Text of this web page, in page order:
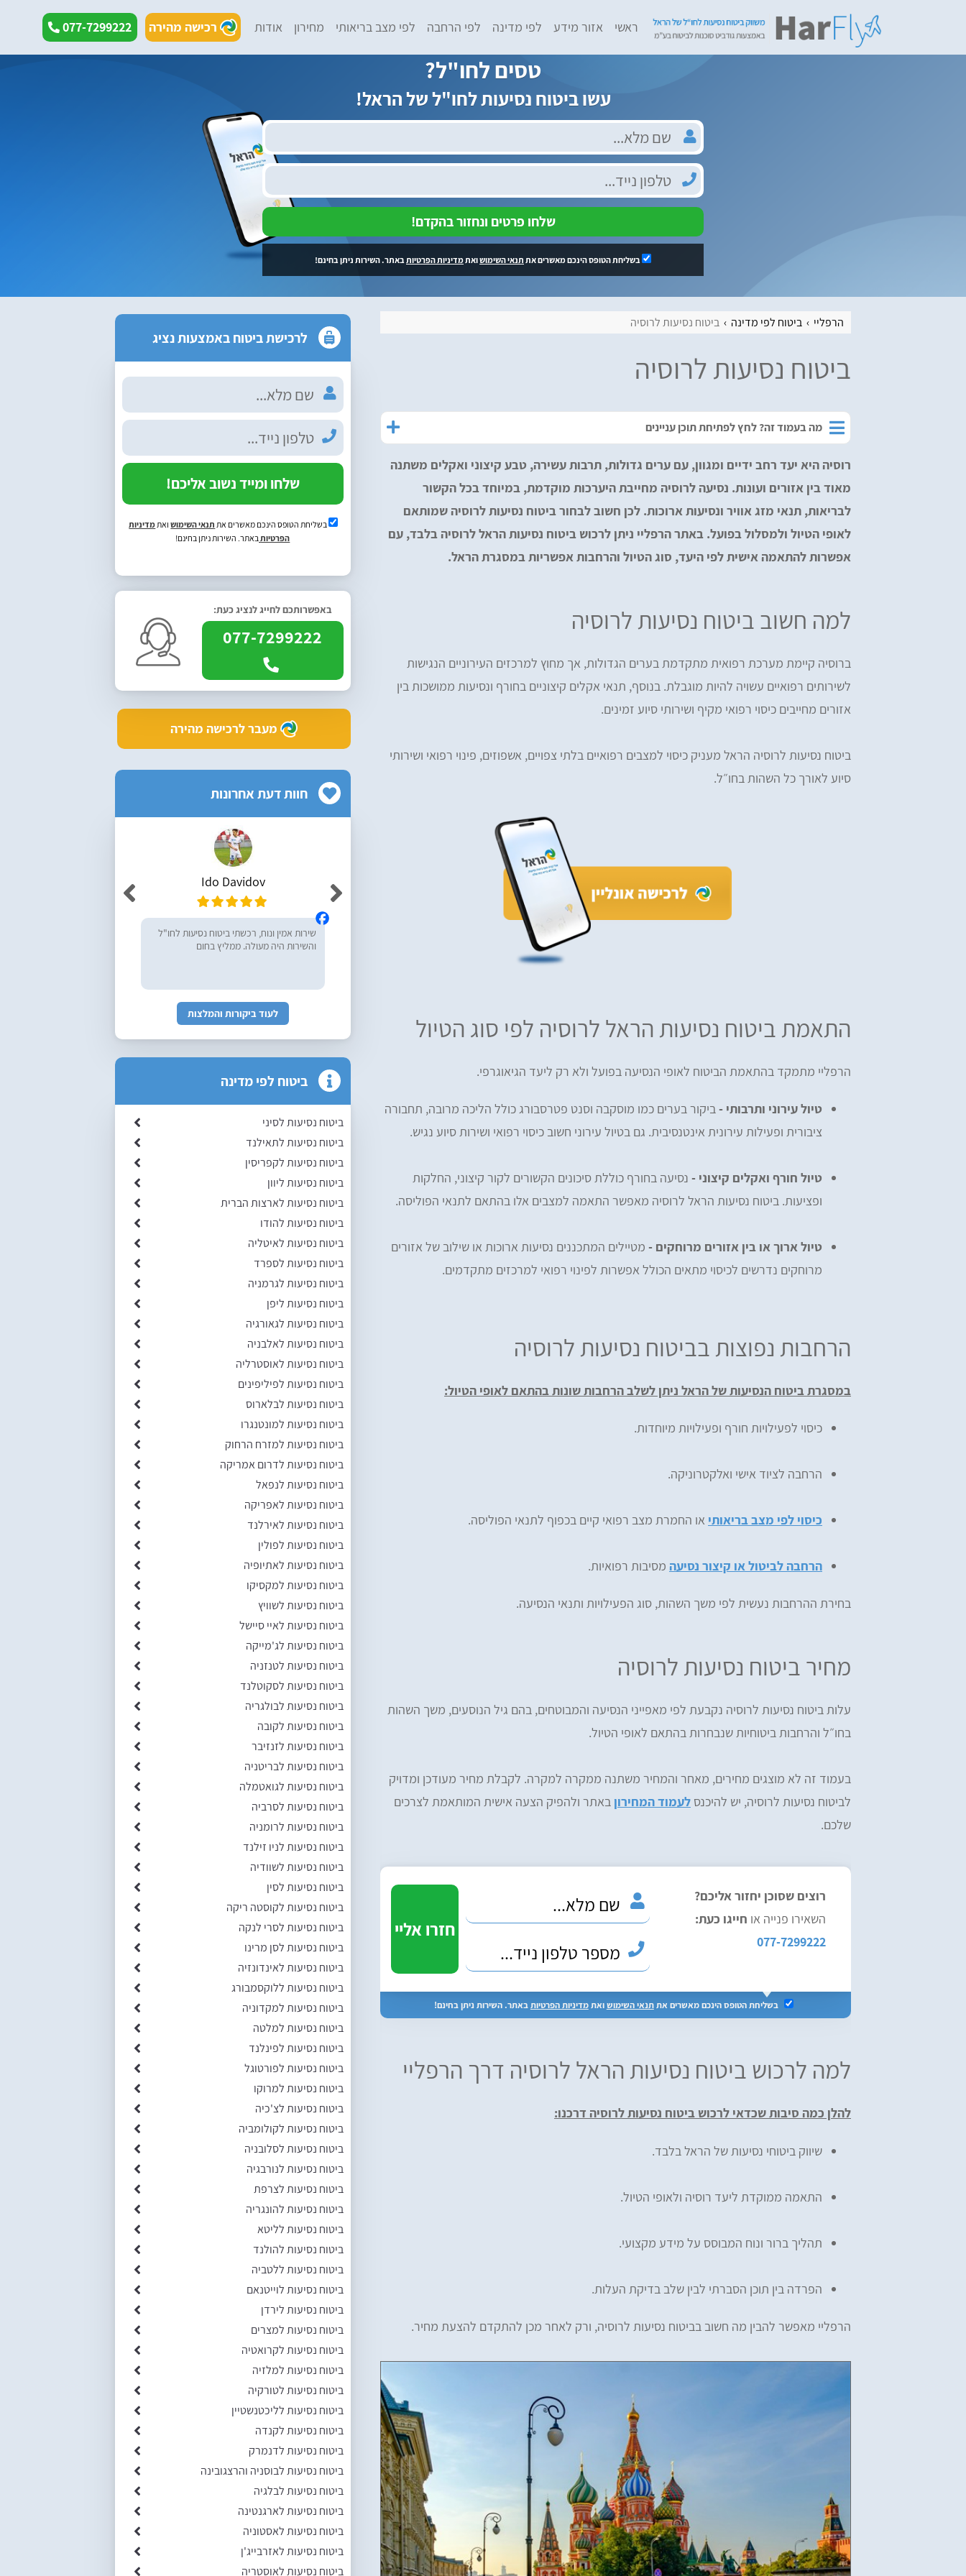
ראשי אזור מידע לפי מדינה לפי הרחבה לפי מצב בריאותי מחירון אודות רכישה מהירה 077-7299222
טסים לחו"ל?
עשו ביטוח נסיעות לחו"ל של הראל!
שלחו פרטים ונחזור בהקדם!
בשליחת הטופס הינכם מאשרים את תנאי השימושואת מדיניות הפרטיות באתר. השירות ניתן בחינם!
הרפליי ביטוח לפי מדינה ביטוח נסיעות לרוסיה
ביטוח נסיעות לרוסיה
מה בעמוד זה? לחץ לפתיחת תוכן עניינים
רוסיה היא יעד רחב ידיים ומגוון, עם ערים גדולות, תרבות עשירה, טבע קיצוני ואקלים משתנה
מאוד בין אזורים ועונות. נסיעה לרוסיה מחייבת היערכות מוקדמת, במיוחד בכל הקשור
לבריאות, תנאי מזג אוויר ונסיעות ארוכות. לכן חשוב לבחור ביטוח נסיעות לרוסיה שמותאם
לאופי הטיול ולמסלול בפועל. באתר הרפליי ניתן לרכוש ביטוח נסיעות הראל לרוסיה בלבד, עם
אפשרות להתאמה אישית לפי היעד, סוג הטיול והרחבות אפשריות במסגרת הראל.
למה חשוב ביטוח נסיעות לרוסיה
ברוסיה קיימת מערכת רפואית מתקדמת בערים הגדולות, אך מחוץ למרכזים העירוניים הנגישות
לשירותים רפואיים עשויה להיות מוגבלת. בנוסף, תנאי אקלים קיצוניים בחורף ונסיעות ממושכות בין
אזורים מחייבים כיסוי רפואי מקיף ושירותי סיוע זמינים.
ביטוח נסיעות לרוסיה הראל מעניק כיסוי למצבים רפואיים בלתי צפויים, אשפוזים, פינוי רפואי ושירותי
סיוע לאורך כל השהות בחו״ל.
התאמת ביטוח נסיעות הראל לרוסיה לפי סוג הטיול
הרפליי מתמקד בהתאמת הביטוח לאופי הנסיעה בפועל ולא רק ליעד הגיאוגרפי.
טיול עירוני ותרבותי -ביקור בערים כמו מוסקבה וסנט פטרסבורג כולל הליכה מרובה, תחבורה
ציבורית ופעילות עירונית אינטנסיבית. גם בטיול עירוני חשוב כיסוי רפואי ושירות סיוע נגיש.
טיול חורף ואקלים קיצוני - נסיעה בחורף כוללת סיכונים הקשורים לקור קיצוני, החלקות
ופציעות. ביטוח נסיעות הראל לרוסיה מאפשר התאמה למצבים אלו בהתאם לתנאי הפוליסה.
טיול ארוך או בין אזורים מרוחקים - מטיילים המתכננים נסיעות ארוכות או שילוב של אזורים
מרוחקים נדרשים לכיסוי מתאים הכולל אפשרות לפינוי רפואי למרכזים מתקדמים.
הרחבות נפוצות בביטוח נסיעות לרוסיה
במסגרת ביטוח הנסיעות של הראל ניתן לשלב הרחבות שונות בהתאם לאופי הטיול:
כיסוי לפעילויות חורף ופעילויות מיוחדות.
הרחבה לציוד אישי ואלקטרוניקה.
כיסוי לפי מצב בריאותי או החמרת מצב רפואי קיים בכפוף לתנאי הפוליסה.
הרחבה לביטול או קיצור נסיעה מסיבות רפואיות.
בחירת ההרחבות נעשית לפי משך השהות, סוג הפעילויות ותנאי הנסיעה.
מחיר ביטוח נסיעות לרוסיה
עלות ביטוח נסיעות לרוסיה נקבעת לפי מאפייני הנסיעה והמבוטחים, בהם גיל הנוסעים, משך השהות
בחו״ל והרחבות ביטוחיות שנבחרות בהתאם לאופי הטיול.
בעמוד זה לא מוצגים מחירים, מאחר והמחיר משתנה ממקרה למקרה. לקבלת מחיר מעודכן ומדויק
לביטוח נסיעות לרוסיה, יש להיכנס לעמוד המחירון באתר ולהפיק הצעה אישית המותאמת לצרכים
שלכם.
רוצים שסוכן יחזור אליכם?
השאירו פנייה או חייגו כעת:
077-7299222
בשליחת הטופס הינכם מאשרים אתתנאי השימושואתמדיניות הפרטיותבאתר. השירות ניתן בחינם!
למה לרכוש ביטוח נסיעות הראל לרוסיה דרך הרפליי
להלן כמה סיבות שכדאי לרכוש ביטוח נסיעות לרוסיה דרכנו:
שיווק ביטוחי נסיעות של הראל בלבד.
התאמה ממוקדת ליעד רוסיה ולאופי הטיול.
תהליך ברור ונוח המבוסס על מידע מקצועי.
הפרדה בין תוכן הסברתי לבין שלב בדיקת העלות.
הרפליי מאפשר להבין מה חשוב בביטוח נסיעות לרוסיה, ורק לאחר מכן להתקדם להצעת מחיר.
לרכישת ביטוח באמצעות נציג
שלחו ומייד נשוב אליכם!
בשליחת הטופס הינכם מאשרים את תנאי השימושואת מדיניות
הפרטיות באתר. השירות ניתן בחינם!
באפשרותכם לחייג לנציג כעת:
077-7299222
מעבר לרכישה מהירה
חוות דעת אחרונות
Ido Davidov
שירות אמין ונוח, רכשתי ביטוח נסיעות לחו"ל
והשירות היה מעולה. ממליץ בחום
אלופים! ממליצה בחום על הרפליי, מקצועיים
ושירותיים ברמה גבוה!
Aviv Tzefi Cohen
לעוד ביקורות והמלצות
ביטוח לפי מדינה
ביטוח נסיעות לסיני
ביטוח נסיעות לתאילנד
ביטוח נסיעות לקפריסין
ביטוח נסיעות ליוון
ביטוח נסיעות לארצות הברית
ביטוח נסיעות להודו
ביטוח נסיעות לאיטליה
ביטוח נסיעות לספרד
ביטוח נסיעות לגרמניה
ביטוח נסיעות ליפן
ביטוח נסיעות לגאורגיה
ביטוח נסיעות לאלבניה
ביטוח נסיעות לאוסטרליה
ביטוח נסיעות לפיליפינים
ביטוח נסיעות לבלארוס
ביטוח נסיעות למונטנגרו
ביטוח נסיעות למזרח הרחוק
ביטוח נסיעות לדרום אמריקה
ביטוח נסיעות לנפאל
ביטוח נסיעות לאפריקה
ביטוח נסיעות לאירלנד
ביטוח נסיעות לפולין
ביטוח נסיעות לאתיופיה
ביטוח נסיעות למקסיקו
ביטוח נסיעות לשוויץ
ביטוח נסיעות לאיי סיישל
ביטוח נסיעות לג'מייקה
ביטוח נסיעות לטנזניה
ביטוח נסיעות לסקוטלנד
ביטוח נסיעות לבולגריה
ביטוח נסיעות לקובה
ביטוח נסיעות לזנזיבר
ביטוח נסיעות לבריטניה
ביטוח נסיעות לגואטמלה
ביטוח נסיעות לסרביה
ביטוח נסיעות לרומניה
ביטוח נסיעות לניו זילנד
ביטוח נסיעות לשוודיה
ביטוח נסיעות לסין
ביטוח נסיעות לקוסטה ריקה
ביטוח נסיעות לסרי לנקה
ביטוח נסיעות לסן מרינו
ביטוח נסיעות לאינדונזיה
ביטוח נסיעות ללוקסמבורג
ביטוח נסיעות למקדוניה
ביטוח נסיעות למלטה
ביטוח נסיעות לפינלנד
ביטוח נסיעות לפורטוגל
ביטוח נסיעות למרוקו
ביטוח נסיעות לצ'כיה
ביטוח נסיעות לקולומביה
ביטוח נסיעות לסלובניה
ביטוח נסיעות לנורבגיה
ביטוח נסיעות לצרפת
ביטוח נסיעות להונגריה
ביטוח נסיעות לליטא
ביטוח נסיעות להולנד
ביטוח נסיעות ללטביה
ביטוח נסיעות לוייטנאם
ביטוח נסיעות לירדן
ביטוח נסיעות למצרים
ביטוח נסיעות לקרואטיה
ביטוח נסיעות למלזיה
ביטוח נסיעות לטורקיה
ביטוח נסיעות לליכטנשטיין
ביטוח נסיעות לקנדה
ביטוח נסיעות לדנמרק
ביטוח נסיעות לבוסניה והרצגובינה
ביטוח נסיעות לבלגיה
ביטוח נסיעות לארגנטינה
ביטוח נסיעות לאסטוניה
ביטוח נסיעות לאזרבייג'ן
ביטוח נסיעות לאוסטריה